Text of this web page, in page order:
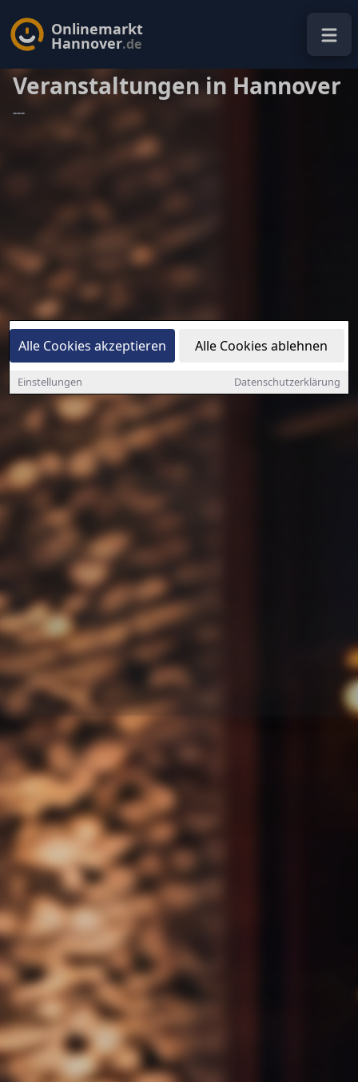
Alle Cookies akzeptieren Alle Cookies ablehnen
Einstellungen Datenschutzerklärung
Onlinemarkt
Hannover.de
Veranstaltungen in Hannover
---